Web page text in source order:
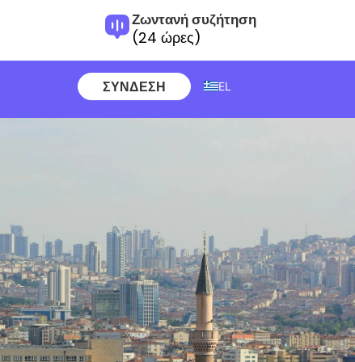
Ζωντανή συζήτηση
(24 ώρες)
ΣΎΝΔΕΣΗ EL